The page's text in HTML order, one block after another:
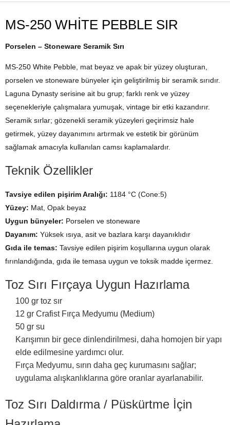
MS-250 WHİTE PEBBLE SIR
Porselen – Stoneware Seramik Sırı
MS-250 White Pebble, mat beyaz ve apak bir yüzey oluşturan,
porselen ve stoneware bünyeler için geliştirilmiş bir seramik sırıdır.
Laguna Dynasty serisine ait bu grup; farklı renk ve yüzey
seçenekleriyle çalışmalara yumuşak, vintage bir etki kazandırır.
Seramik sırlar; gözenekli seramik yüzeyleri geçirimsiz hale
getirmek, yüzey dayanımını artırmak ve estetik bir görünüm
sağlamak amacıyla kullanılan camsı kaplamalardır.
Teknik Özellikler
Tavsiye edilen pişirim Aralığı: 1184 °C (Cone:5)
Yüzey: Mat, Opak beyaz
Uygun bünyeler: Porselen ve stoneware
Dayanım: Yüksek ısıya, asit ve bazlara karşı dayanıklıdır
Gıda ile temas: Tavsiye edilen pişirim koşullarına uygun olarak
fırınlandığında, gıda ile temasa uygun ve toksik madde içermez.
Toz Sırı Fırçaya Uygun Hazırlama
100 gr toz sır
12 gr Crafist Fırça Medyumu (Medium)
50 gr su
Karışımın bir gece dinlendirilmesi, daha homojen bir yapı
elde edilmesine yardımcı olur.
Fırça Medyumu, sırın daha geç kurumasını sağlar;
uygulama alışkanlıklarına göre oranlar ayarlanabilir.
Toz Sırı Daldırma / Püskürtme İçin